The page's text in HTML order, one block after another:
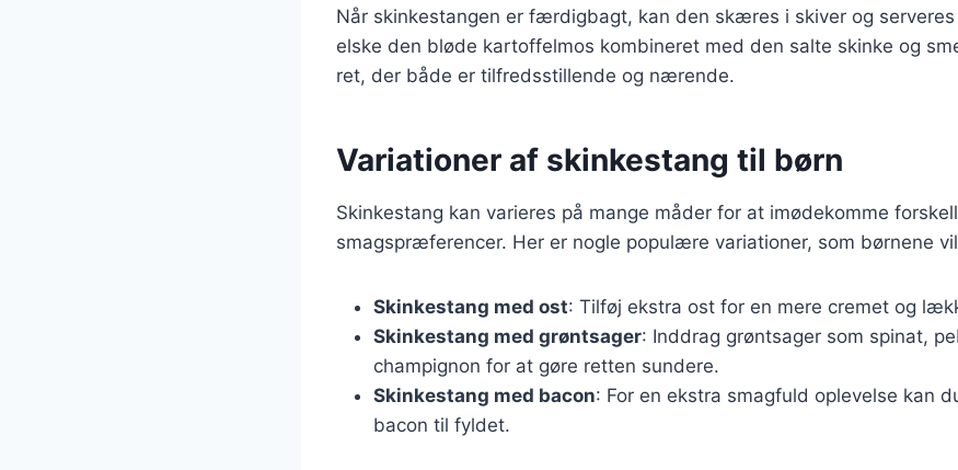
Når skinkestangen er færdigbagt, kan den skæres i skiver og serveres
elske den bløde kartoffelmos kombineret med den salte skinke og
ret, der både er tilfredsstillende og nærende.
Variationer af skinkestang til børn
Skinkestang kan varieres på mange måder for at imødekomme
smagspræferencer. Her er nogle populære variationer, som børnene
Skinkestang med ost: Tilføj ekstra ost for en mere cremet og
Skinkestang med grøntsager: Inddrag grøntsager som spinat,
champignon for at gøre retten sundere.
Skinkestang med bacon: For en ekstra smagfuld oplevelse kan
bacon til fyldet.